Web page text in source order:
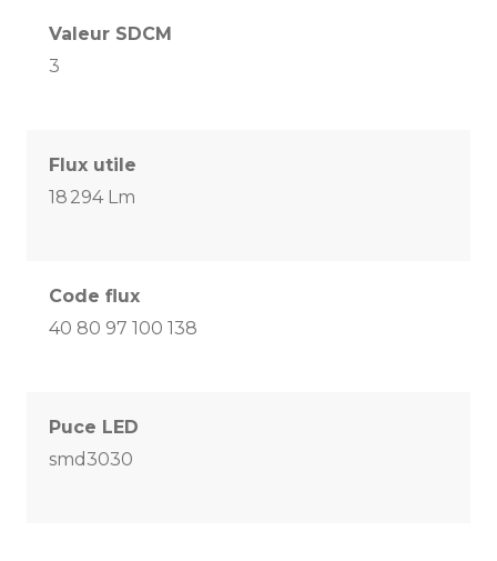
Valeur SDCM
3
Flux utile
18 294 Lm
Code flux
40 80 97 100 138
Puce LED
smd3030